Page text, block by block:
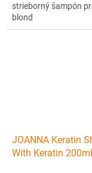
strieborný šampón
blond
JOANNA Keratin
With Keratin